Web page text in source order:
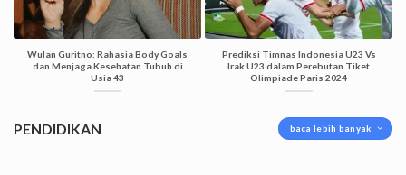
Wulan Guritno: Rahasia Body Goals
dan Menjaga Kesehatan Tubuh di
Usia 43
Prediksi Timnas Indonesia U23 Vs
Irak U23 dalam Perebutan Tiket
Olimpiade Paris 2024
PENDIDIKAN baca lebih banyak